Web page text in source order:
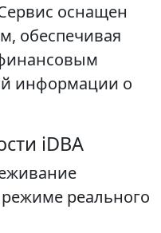
оснащен
обеспечивая
информации о
iDBA
реального